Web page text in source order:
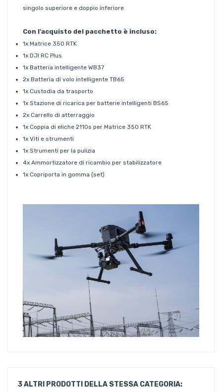
singolo superiore e doppio inferiore
Con l'acquisto del pacchetto è incluso:
1x Matrice 350 RTK
1x DJI RC Plus
1x Batteria intelligente WB37
2x Batteria di volo intelligente TB65
1x Custodia da trasporto
1x Stazione di ricarica per batterie intelligenti BS65
2x Carrello di atterraggio
1x Coppia di eliche 2110s per Matrice 350 RTK
1x Viti e strumenti
1x Strumenti per la pulizia
4x Ammortizzatore di ricambio per stabilizzatore
1x Copriporta in gomma (set)
3 ALTRI PRODOTTI DELLA STESSA CATEGORIA: